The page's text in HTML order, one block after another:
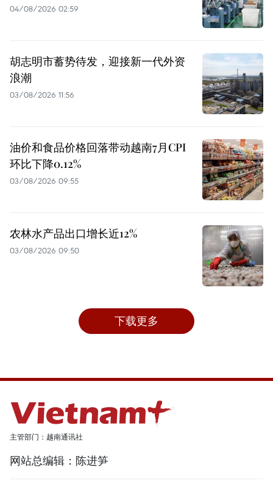
04/08/2026 02:59
胡志明市蓄势待发，迎接新一代外资
浪潮
03/08/2026 11:56
油价和食品价格回落带动越南7月CPI
环比下降0.12%
03/08/2026 09:55
农林水产品出口增长近12%
03/08/2026 09:50
下载更多
主管部门：越南通讯社
网站总编辑：陈进笋